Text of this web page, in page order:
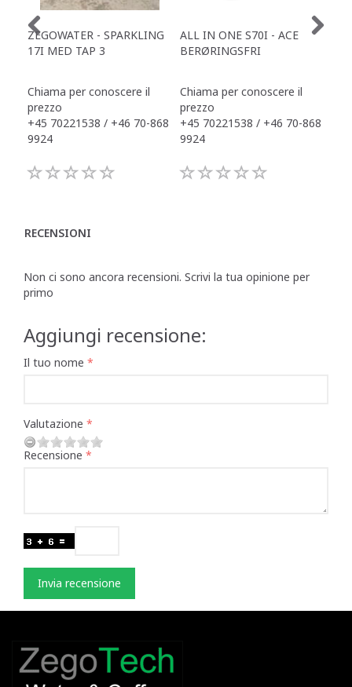
ZEGOWATER - SPARKLING
17I MED TAP 3
Chiama per conoscere il
prezzo
+45 70221538 / +46 70-868
9924
ALL IN ONE S70I - ACE
BERØRINGSFRI
Chiama per conoscere il
prezzo
+45 70221538 / +46 70-868
9924
RECENSIONI
Non ci sono ancora recensioni. Scrivi la tua opinione per
primo
Aggiungi recensione:
Il tuo nome
Valutazione
Recensione
Invia recensione